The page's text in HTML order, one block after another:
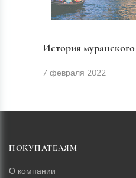
История муранского
7 февраля 2022
ПОКУПАТЕЛЯМ
О компании